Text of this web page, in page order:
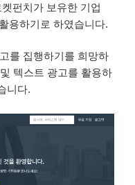
펀치가 보유한 기업
용하기로 하였습니다.
를 집행하기를 희망하
텍스트 광고를 활용하
니다.